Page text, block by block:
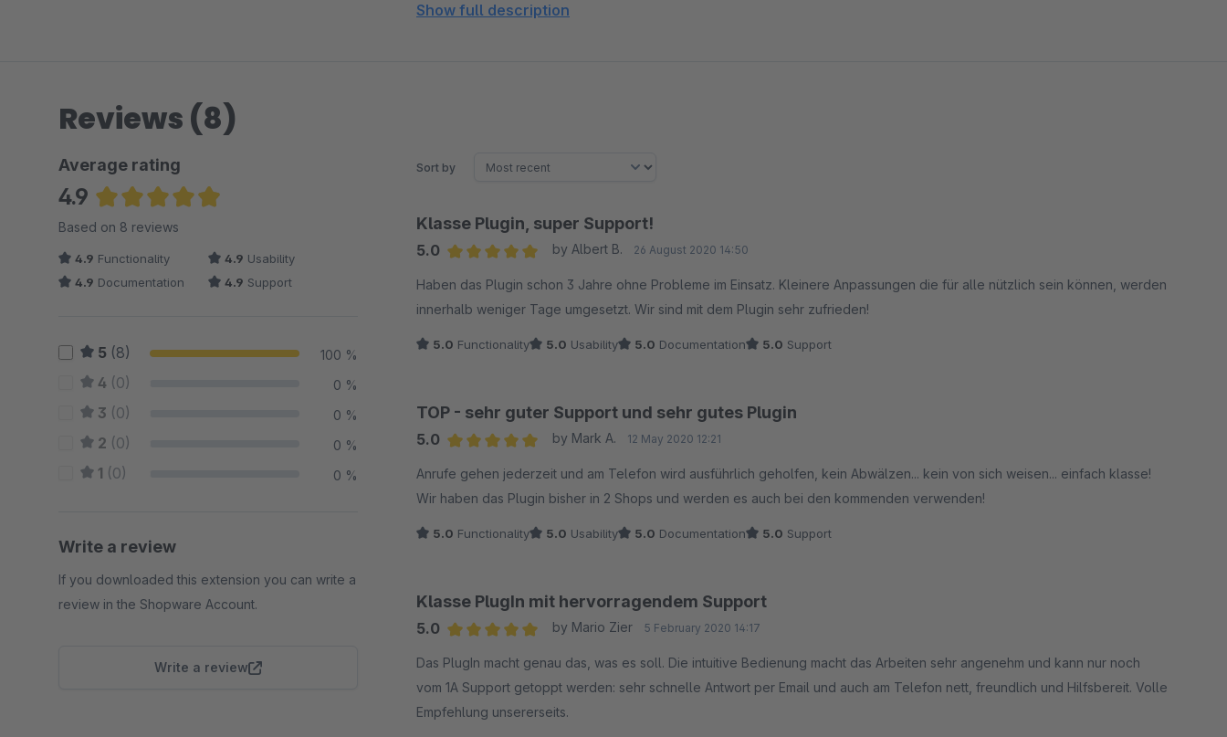
Scrollbare Sidebar
Netto-Beträge in den Statistiken (Auswertungen)
Preisslider: filtern nach dem Preis
Show full description
Reviews (8)
Average rating
4.9
Average rating of 4.94 out of 5 stars
Based on 8 reviews
4.9 Functionality 4.9 Usability
4.9 Documentation 4.9 Support
5 (8) 100 %
4 (0) 0 %
3 (0) 0 %
2 (0) 0 %
1 (0) 0 %
Write a review
If you downloaded this extension you can write a
review in the Shopware Account.
Write a review
Sort by
Klasse Plugin, super Support!
5.0
by Albert B. 26 August 2020 14:50
Haben das Plugin schon 3 Jahre ohne Probleme im Einsatz. Kleinere Anpassungen die für alle nützlich sein können, werden
innerhalb weniger Tage umgesetzt. Wir sind mit dem Plugin sehr zufrieden!
5.0 Functionality 5.0 Usability 5.0 Documentation 5.0 Support
TOP - sehr guter Support und sehr gutes Plugin
5.0
by Mark A. 12 May 2020 12:21
Anrufe gehen jederzeit und am Telefon wird ausführlich geholfen, kein Abwälzen... kein von sich weisen... einfach klasse!
Wir haben das Plugin bisher in 2 Shops und werden es auch bei den kommenden verwenden!
5.0 Functionality 5.0 Usability 5.0 Documentation 5.0 Support
Klasse PlugIn mit hervorragendem Support
5.0
by Mario Zier 5 February 2020 14:17
Das PlugIn macht genau das, was es soll. Die intuitive Bedienung macht das Arbeiten sehr angenehm und kann nur noch
vom 1A Support getoppt werden: sehr schnelle Antwort per Email und auch am Telefon nett, freundlich und Hilfsbereit. Volle
Empfehlung unsererseits.